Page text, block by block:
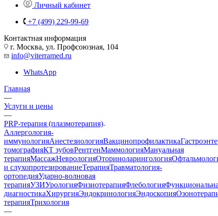
Личный кабинет
+7 (499) 229-99-69
Контактная информация
г. Москва, ул. Профсоюзная, 104
info@viterramed.ru
WhatsApp
Главная
—
Услуги и цены
—
PRP-терапия (плазмотерапия)
Аллергология-
иммунологияАнестезиологияВакцинопрофилактика
томографияКТ зубовРентгенМаммологияМануальная
терапияМассажНеврологияОториноларингология
и слухопротезированиеТерапияТравматология-
ортопедияУдарно-волновая
терапияУЗИУрологияФизиотерапияФлебология
диагностикаХирургияЭндокринологияЭндоскопия
терапияТрихология
—